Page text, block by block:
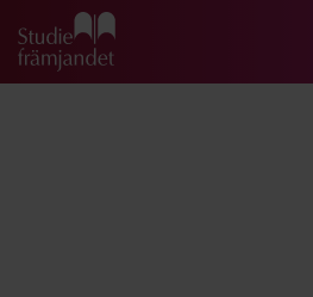
Gå till studiefrämjandets startsida